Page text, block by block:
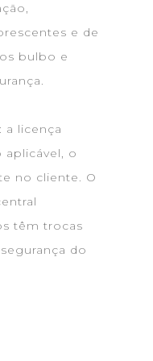
e de
bulbo e
a licença
o
no cliente. O
têm trocas
do